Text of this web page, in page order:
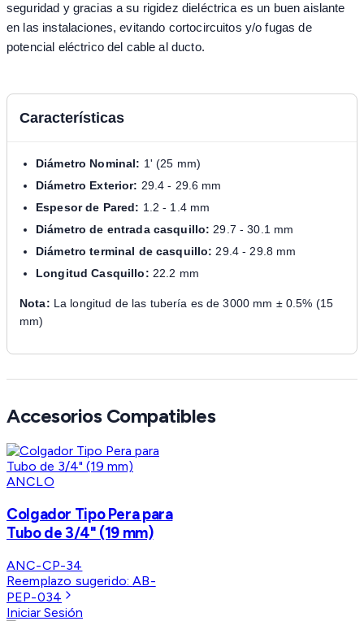
seguridad y gracias a su rigidez dieléctrica es un buen aislante
en las instalaciones, evitando cortocircuitos y/o fugas de
potencial eléctrico del cable al ducto.
Características
Diámetro Nominal: 1' (25 mm)
Diámetro Exterior: 29.4 - 29.6 mm
Espesor de Pared: 1.2 - 1.4 mm
Diámetro de entrada casquillo: 29.7 - 30.1 mm
Diámetro terminal de casquillo: 29.4 - 29.8 mm
Longitud Casquillo: 22.2 mm
Nota: La longitud de las tubería es de 3000 mm ± 0.5% (15
mm)
Accesorios Compatibles
ANCLO
Colgador Tipo Pera para
Tubo de 3/4" (19 mm)
ANC-CP-34
Reemplazo sugerido:AB-
PEP-034
Iniciar Sesión